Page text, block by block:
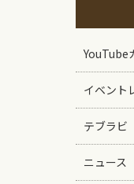
YouTube
イベント
テブラビ
ニュース